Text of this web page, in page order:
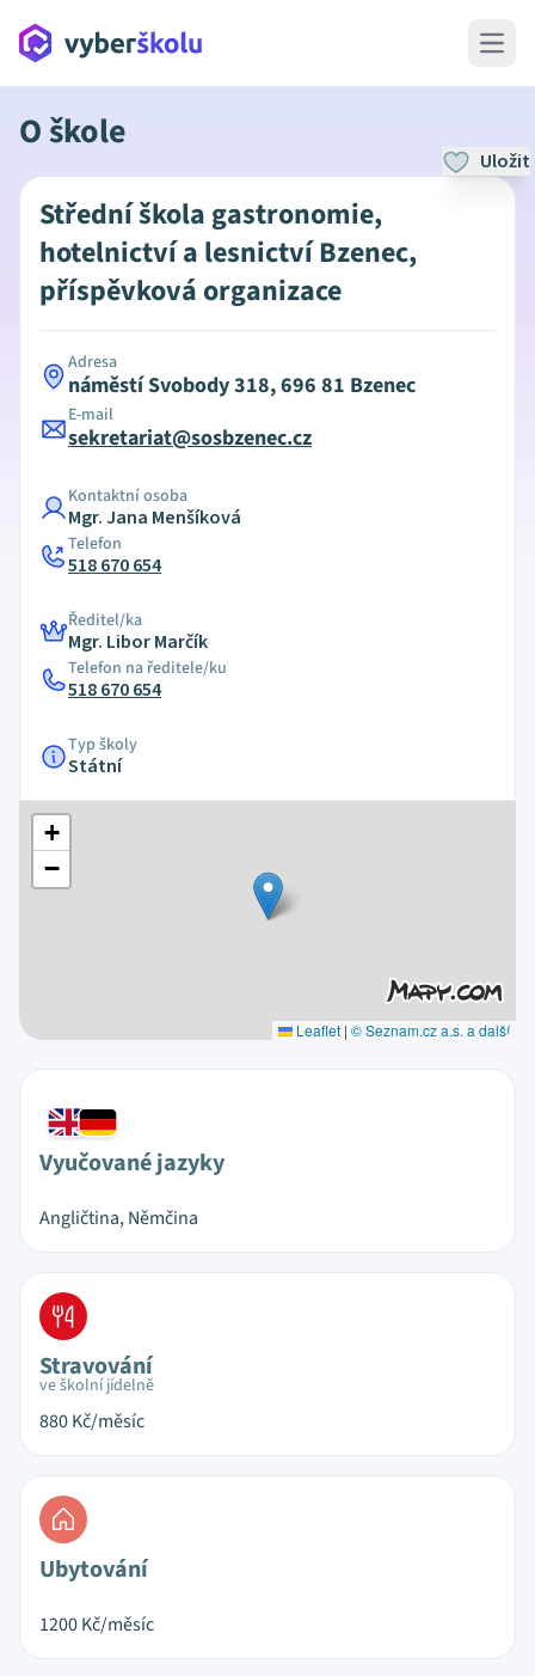
Open
O škole
Uložit
Střední škola gastronomie,
hotelnictví a lesnictví Bzenec,
příspěvková organizace
Adresa
náměstí Svobody 318, 696 81 Bzenec
E-mail
sekretariat@sosbzenec.cz
Kontaktní osoba
Mgr. Jana Menšíková
Telefon
518 670 654
Ředitel/ka
Mgr. Libor Marčík
Telefon na ředitele/ku
518 670 654
Typ školy
Státní
+
−
Leaflet | © Seznam.cz a.s. a další
Vyučované jazyky
Angličtina, Němčina
Stravování
ve školní jídelně
880Kč/měsíc
Ubytování
1200Kč/měsíc